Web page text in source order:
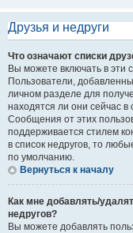
Друзья и недруги
Что означают списки
Вы можете включать в эти
Пользователи,
личном разделе для
находятся ли они сейчас
Сообщения от этих
поддерживается стилем
в список недругов, то
по умолчанию.
Вернуться к началу
Как мне добавлять/
недругов?
Вы можете добавлять